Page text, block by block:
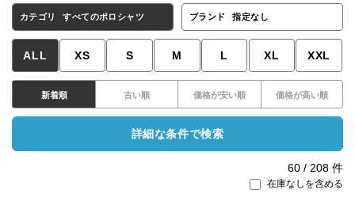
カテゴリ すべてのポロシャツ ブランド 指定なし
ALL XS S M L XL XXL
新着順 古い順 価格が安い順 価格が高い順
詳細な条件で検索
60 / 208 件
在庫なしを含める